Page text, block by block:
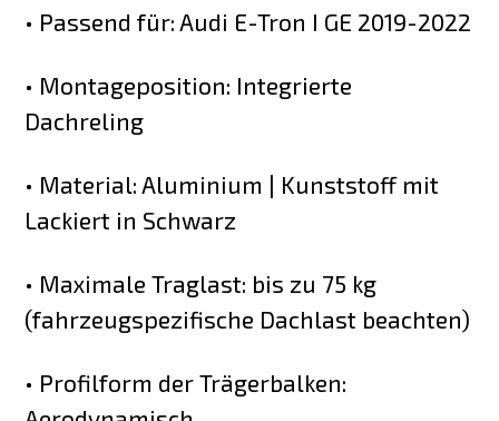
• Passend für: Audi E-Tron I GE 2019-2022
• Montageposition: Integrierte
Dachreling
• Material: Aluminium | Kunststoff mit
Lackiert in Schwarz
• Maximale Traglast: bis zu 75 kg
(fahrzeugspezifische Dachlast beachten)
• Profilform der Trägerbalken: